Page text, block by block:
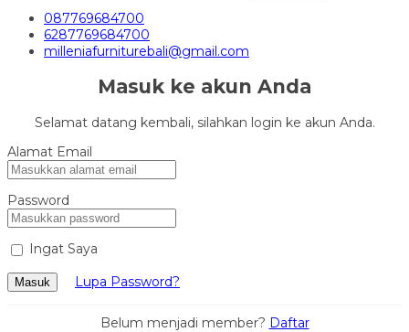
087769684700
6287769684700
milleniafurniturebali@gmail.com
Masuk ke akun Anda
Selamat datang kembali, silahkan login ke akun Anda.
Alamat Email
Password
Ingat Saya
Masuk Lupa Password?
Belum menjadi member? Daftar